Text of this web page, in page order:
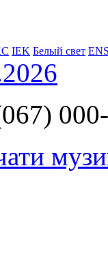
IEK Белый свет